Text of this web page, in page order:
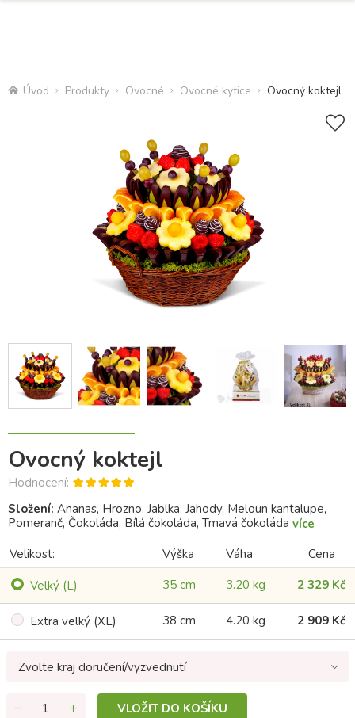
Úvod Produkty Ovocné Ovocné kytice Ovocný koktejl
Ovocný koktejl
Hodnocení:
Složení: Ananas, Hrozno, Jablka, Jahody, Meloun kantalupe,
Pomeranč, Čokoláda, Bílá čokoláda, Tmavá čokoláda více
Velikost:
Výška Váha
Cena
Velký (L)
35 cm 3.20 kg 2 329 Kč
Extra velký (XL) 38 cm 4.20 kg 2 909 Kč
Zvolte kraj doručení/vyzvednutí
VLOŽIT DO KOŠÍKU